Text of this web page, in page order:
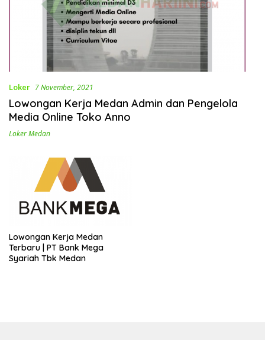
Loker 7 November, 2021
Lowongan Kerja Medan Admin dan Pengelola
Media Online Toko Anno
Loker Medan
Lowongan Kerja Medan
Terbaru | PT Bank Mega
Syariah Tbk Medan